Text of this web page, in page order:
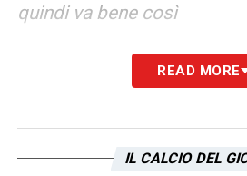
quindi va bene così
LA PLAYLIST DELLEREAD MORE
IL CALCIO DEL